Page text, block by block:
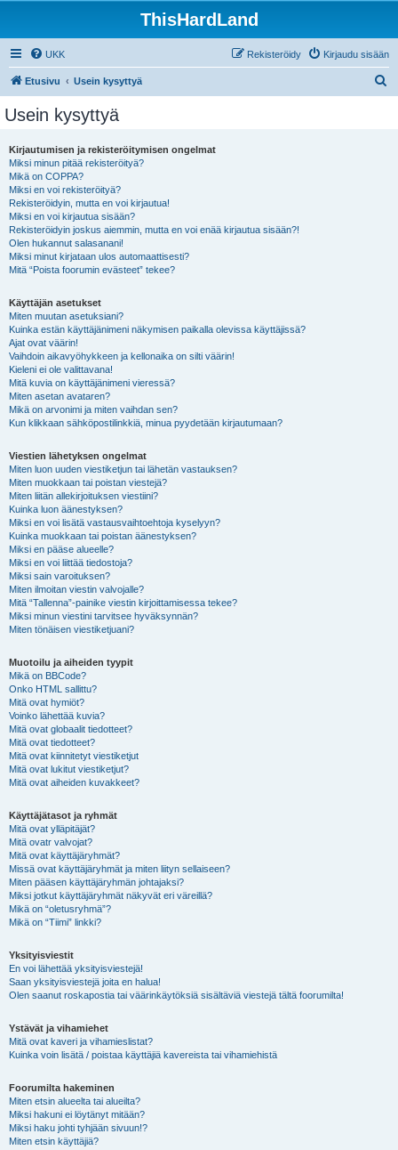
ThisHardLand
UKK Kirjaudu sisään
Rekisteröidy
Etusivu Usein kysyttyä
Usein kysyttyä
Kirjautumisen ja rekisteröitymisen ongelmat
Miksi minun pitää rekisteröityä?
Mikä on COPPA?
Miksi en voi rekisteröityä?
Rekisteröidyin, mutta en voi kirjautua!
Miksi en voi kirjautua sisään?
Rekisteröidyin joskus aiemmin, mutta en voi enää kirjautua sisään?!
Olen hukannut salasanani!
Miksi minut kirjataan ulos automaattisesti?
Mitä “Poista foorumin evästeet” tekee?
Käyttäjän asetukset
Miten muutan asetuksiani?
Kuinka estän käyttäjänimeni näkymisen paikalla olevissa käyttäjissä?
Ajat ovat väärin!
Vaihdoin aikavyöhykkeen ja kellonaika on silti väärin!
Kieleni ei ole valittavana!
Mitä kuvia on käyttäjänimeni vieressä?
Miten asetan avataren?
Mikä on arvonimi ja miten vaihdan sen?
Kun klikkaan sähköpostilinkkiä, minua pyydetään kirjautumaan?
Viestien lähetyksen ongelmat
Miten luon uuden viestiketjun tai lähetän vastauksen?
Miten muokkaan tai poistan viestejä?
Miten liitän allekirjoituksen viestiini?
Kuinka luon äänestyksen?
Miksi en voi lisätä vastausvaihtoehtoja kyselyyn?
Kuinka muokkaan tai poistan äänestyksen?
Miksi en pääse alueelle?
Miksi en voi liittää tiedostoja?
Miksi sain varoituksen?
Miten ilmoitan viestin valvojalle?
Mitä “Tallenna”-painike viestin kirjoittamisessa tekee?
Miksi minun viestini tarvitsee hyväksynnän?
Miten tönäisen viestiketjuani?
Muotoilu ja aiheiden tyypit
Mikä on BBCode?
Onko HTML sallittu?
Mitä ovat hymiöt?
Voinko lähettää kuvia?
Mitä ovat globaalit tiedotteet?
Mitä ovat tiedotteet?
Mitä ovat kiinnitetyt viestiketjut
Mitä ovat lukitut viestiketjut?
Mitä ovat aiheiden kuvakkeet?
Käyttäjätasot ja ryhmät
Mitä ovat ylläpitäjät?
Mitä ovatr valvojat?
Mitä ovat käyttäjäryhmät?
Missä ovat käyttäjäryhmät ja miten liityn sellaiseen?
Miten pääsen käyttäjäryhmän johtajaksi?
Miksi jotkut käyttäjäryhmät näkyvät eri väreillä?
Mikä on “oletusryhmä”?
Mikä on “Tiimi” linkki?
Yksityisviestit
En voi lähettää yksityisviestejä!
Saan yksityisviestejä joita en halua!
Olen saanut roskapostia tai väärinkäytöksiä sisältäviä viestejä tältä foorumilta!
Ystävät ja vihamiehet
Mitä ovat kaveri ja vihamieslistat?
Kuinka voin lisätä / poistaa käyttäjiä kavereista tai vihamiehistä
Foorumilta hakeminen
Miten etsin alueelta tai alueilta?
Miksi hakuni ei löytänyt mitään?
Miksi haku johti tyhjään sivuun!?
Miten etsin käyttäjiä?